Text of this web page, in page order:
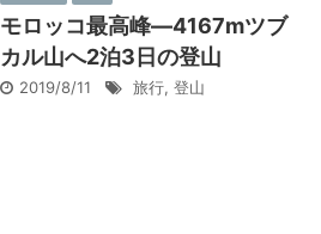
モロッコ最高峰―4167mツブ
カル山へ2泊3日の登山
2019/8/11 旅行, 登山